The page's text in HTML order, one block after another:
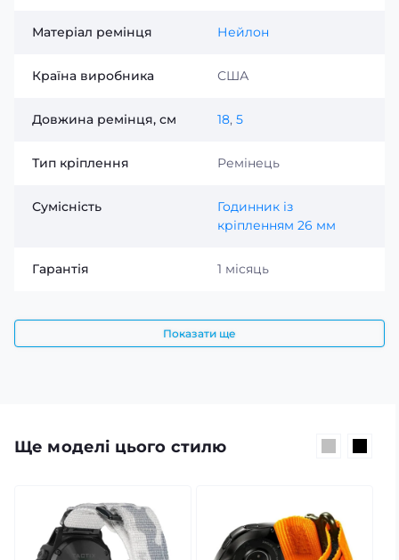
Матеріал ремінця Нейлон
Країна виробника США
Довжина ремінця, см 18, 5
Тип кріплення Ремінець
Сумісність
Годинник із
кріпленням 26 мм
Гарантія 1 місяць
Показати ще
Ще моделі цього стилю